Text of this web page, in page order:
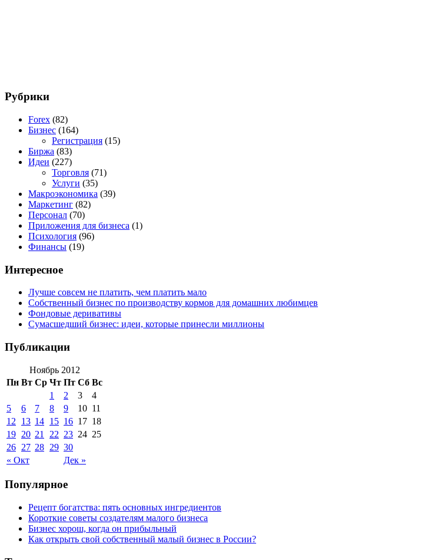
Рубрики
Forex (82)
Бизнес (164)
Регистрация (15)
Биржа (83)
Идеи (227)
Торговля (71)
Услуги (35)
Макроэкономика (39)
Маркетинг (82)
Персонал (70)
Приложения для бизнеса (1)
Психология (96)
Финансы (19)
Интересное
Лучше совсем не платить, чем платить мало
Собственный бизнес по производству кормов для домашних любимцев
Фондовые деривативы
Сумасшедший бизнес: идеи, которые принесли миллионы
Публикации
Ноябрь 2012
Пн Вт Ср Чт Пт Сб Вс
« Окт Дек »
1 2 3
4
5
6 7 8 9 10 11
12
13 14 15 16 17 18
19 20 21 22 23 24 25
26 27 28 29 30
Популярное
Рецепт богатства: пять основных ингредиентов
Короткие советы создателям малого бизнеса
Бизнес хорош, когда он прибыльный
Как открыть свой собственный малый бизнес в России?